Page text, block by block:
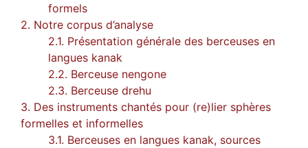
formels
2. Notre corpus d’analyse
2.1. Présentation générale des berceuses en
langues kanak
2.2. Berceuse nengone
2.3. Berceuse drehu
3. Des instruments chantés pour (re)lier sphères
formelles et informelles
3.1. Berceuses en langues kanak, sources